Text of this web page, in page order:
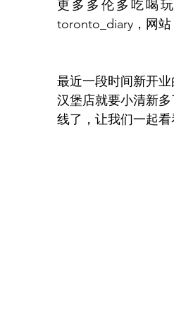
更多多伦多吃喝
toronto_diary，网
最近一段时间新开
汉堡店就要小清新
线了，让我们一起看